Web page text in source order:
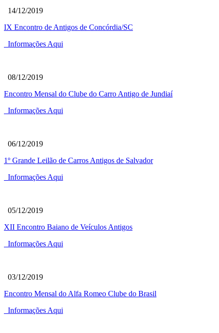
14/12/2019
IX Encontro de Antigos de Concórdia/SC
Informações Aqui
08/12/2019
Encontro Mensal do Clube do Carro Antigo de Jundiaí
Informações Aqui
06/12/2019
1º Grande Leilão de Carros Antigos de Salvador
Informações Aqui
05/12/2019
XII Encontro Baiano de Veículos Antigos
Informações Aqui
03/12/2019
Encontro Mensal do Alfa Romeo Clube do Brasil
Informações Aqui